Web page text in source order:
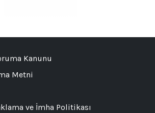
Kanunu
Metni
ve İmha Politikası